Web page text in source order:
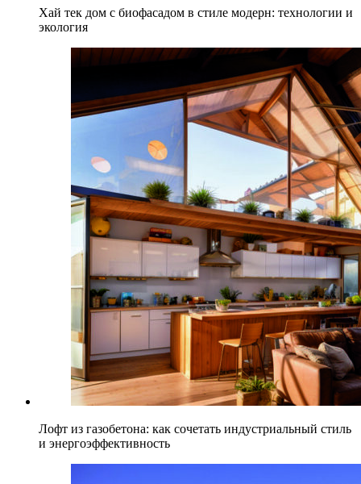
Хай тек дом с биофасадом в стиле модерн: технологии и
экология
Лофт из газобетона: как сочетать индустриальный стиль
и энергоэффективность